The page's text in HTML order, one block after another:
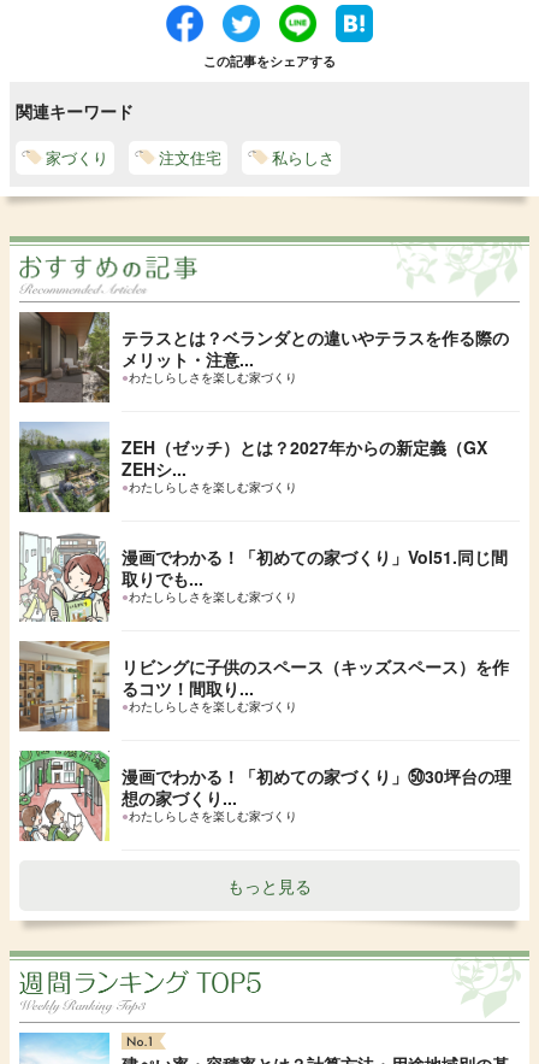
この記事をシェアする
関連キーワード
家づくり 注文住宅 私らしさ
テラスとは？ベランダとの違いやテラスを作る際の
メリット・注意...
●わたしらしさを楽しむ家づくり
ZEH（ゼッチ）とは？2027年からの新定義（GX
ZEHシ...
●わたしらしさを楽しむ家づくり
漫画でわかる！「初めての家づくり」Vol51.同じ間
取りでも...
●わたしらしさを楽しむ家づくり
リビングに子供のスペース（キッズスペース）を作
るコツ！間取り...
●わたしらしさを楽しむ家づくり
漫画でわかる！「初めての家づくり」㊿30坪台の理
想の家づくり...
●わたしらしさを楽しむ家づくり
もっと見る